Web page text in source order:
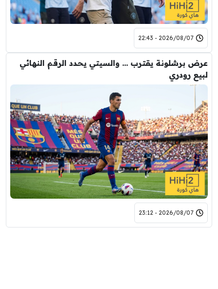
2026/08/07 - 22:43
عرض برشلونة يقترب … والسيتي يحدد الرقم النهائي
لبيع رودري
2026/08/07 - 23:12